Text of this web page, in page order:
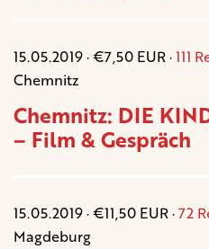
15.05.2019 · €7,50 EUR ·111
Chemnitz
Chemnitz: DIE
– Film & Gespräch
15.05.2019 · €11,50 EUR ·72
Magdeburg